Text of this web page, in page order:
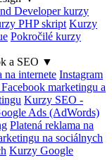
Developer kurzy
PHP skript Kurzy
Pokročilé kurzy
a SEO ▼
internete Instagram
marketingu a
Kurzy SEO -
Ads (AdWords)
Platená reklama na
na sociálnych
Kurzy Google